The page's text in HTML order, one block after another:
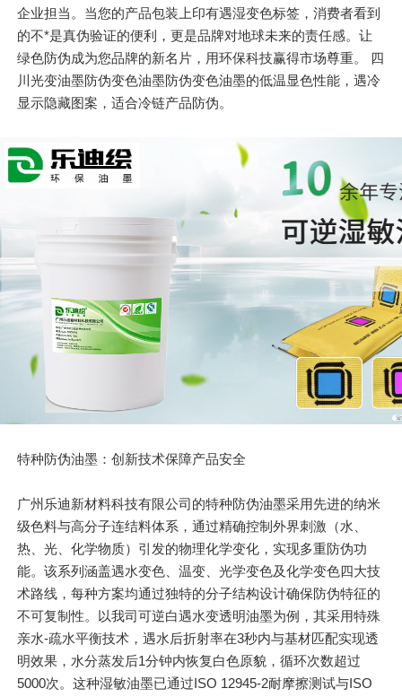
企业担当。当您的产品包装上印有遇湿变色标签，消费者看到
的不*是真伪验证的便利，更是品牌对地球未来的责任感。让
绿色防伪成为您品牌的新名片，用环保科技赢得市场尊重。 四
川光变油墨防伪变色油墨防伪变色油墨的低温显色性能，遇冷
显示隐藏图案，适合冷链产品防伪。
特种防伪油墨：创新技术保障产品安全
广州乐迪新材料科技有限公司的特种防伪油墨采用先进的纳米
级色料与高分子连结料体系，通过精确控制外界刺激（水、
热、光、化学物质）引发的物理化学变化，实现多重防伪功
能。该系列涵盖遇水变色、温变、光学变色及化学变色四大技
术路线，每种方案均通过独特的分子结构设计确保防伪特征的
不可复制性。以我司可逆白遇水变透明油墨为例，其采用特殊
亲水-疏水平衡技术，遇水后折射率在3秒内与基材匹配实现透
明效果，水分蒸发后1分钟内恢复白色原貌，循环次数超过
5000次。这种湿敏油墨已通过ISO 12945-2耐摩擦测试与ISO